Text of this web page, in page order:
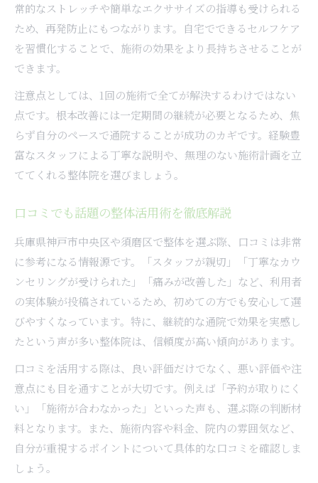
常的なストレッチや簡単なエクササイズの指導も受けられる
ため、再発防止にもつながります。自宅でできるセルフケア
を習慣化することで、施術の効果をより長持ちさせることが
できます。
注意点としては、1回の施術で全てが解決するわけではない
点です。根本改善には一定期間の継続が必要となるため、焦
らず自分のペースで通院することが成功のカギです。経験豊
富なスタッフによる丁寧な説明や、無理のない施術計画を立
ててくれる整体院を選びましょう。
口コミでも話題の整体活用術を徹底解説
兵庫県神戸市中央区や須磨区で整体を選ぶ際、口コミは非常
に参考になる情報源です。「スタッフが親切」「丁寧なカウ
ンセリングが受けられた」「痛みが改善した」など、利用者
の実体験が投稿されているため、初めての方でも安心して選
びやすくなっています。特に、継続的な通院で効果を実感し
たという声が多い整体院は、信頼度が高い傾向があります。
口コミを活用する際は、良い評価だけでなく、悪い評価や注
意点にも目を通すことが大切です。例えば「予約が取りにく
い」「施術が合わなかった」といった声も、選ぶ際の判断材
料となります。また、施術内容や料金、院内の雰囲気など、
自分が重視するポイントについて具体的な口コミを確認しま
しょう。